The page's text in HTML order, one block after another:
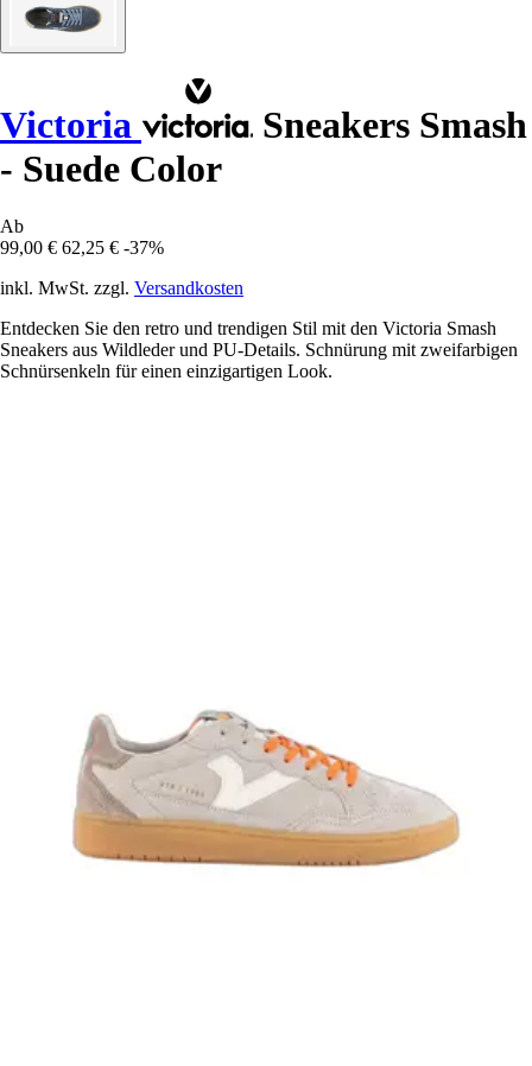
Victoria
Sneakers Smash
- Suede Color
Ab
99,00 € 62,25 € -37%
inkl. MwSt. zzgl. Versandkosten
Entdecken Sie den retro und trendigen Stil mit den Victoria Smash
Sneakers aus Wildleder und PU-Details. Schnürung mit zweifarbigen
Schnürsenkeln für einen einzigartigen Look.